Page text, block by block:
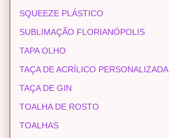
SQUEEZE PLÁSTICO
SUBLIMAÇÃO FLORIANÓPOLIS
TAPA OLHO
TAÇA DE ACRÍLICO PERSONALIZADA
TAÇA DE GIN
TOALHA DE ROSTO
TOALHAS